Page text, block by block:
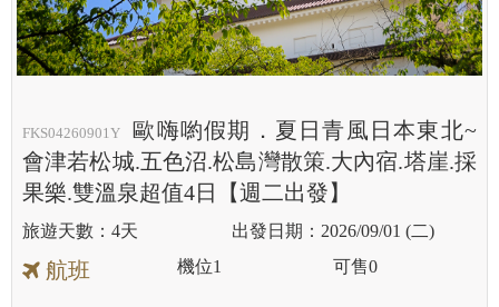
FKS04260901Y
歐嗨喲假期．夏日青風日本東北~
會津若松城.五色沼.松島灣散策.大內宿.塔崖.採
果樂.雙溫泉超值4日【週二出發】
4天 2026/09/01 (二)
航班 機位1 可售0